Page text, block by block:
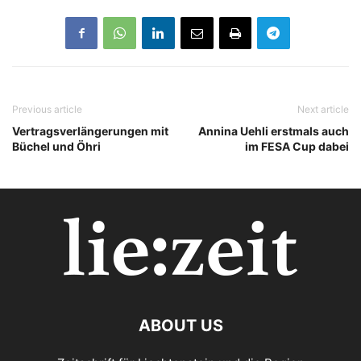
Previous article
Vertragsverlängerungen mit
Büchel und Öhri
Next article
Annina Uehli erstmals auch
im FESA Cup dabei
ABOUT US